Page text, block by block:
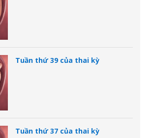
Tuần thứ 39 của thai kỳ
Tuần thứ 37 của thai kỳ